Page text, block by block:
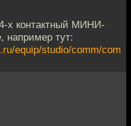
х контактный МИНИ-
например тут:
equip/studio/comm/com